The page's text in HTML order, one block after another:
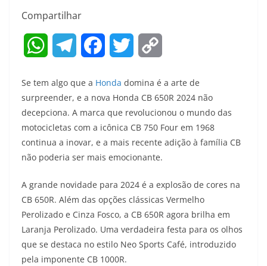
Compartilhar
W
a
t
s
A
p
p
l
e
g
r
a
m
c
e
b
o
o
k
i
t
t
e
r
p
y
L
n
k
Se tem algo que a Honda domina é a arte de
surpreender, e a nova Honda CB 650R 2024 não
decepciona. A marca que revolucionou o mundo das
motocicletas com a icônica CB 750 Four em 1968
continua a inovar, e a mais recente adição à família CB
não poderia ser mais emocionante.
A grande novidade para 2024 é a explosão de cores na
CB 650R. Além das opções clássicas Vermelho
Perolizado e Cinza Fosco, a CB 650R agora brilha em
Laranja Perolizado. Uma verdadeira festa para os olhos
que se destaca no estilo Neo Sports Café, introduzido
pela imponente CB 1000R.